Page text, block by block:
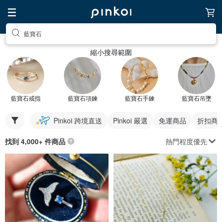
藍寶石
縮小搜尋範圍
藍寶石戒指 藍寶石項鍊 藍寶石手鍊 藍寶石吊墜
Pinkoi 跨境直送 Pinkoi 嚴選 免運商品 折扣商
找到 4,000+ 件商品 熱門程度優先